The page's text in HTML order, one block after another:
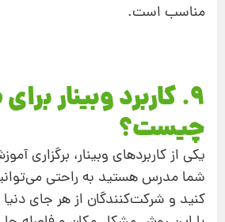
مناسب است.
9. کاربرد وبینار
چیست؟
یکی از کاربردهای وبینار، برگزاری
شما مدرس هستید به راحتی
کنید و شرکت‌کنندگان از هر جای